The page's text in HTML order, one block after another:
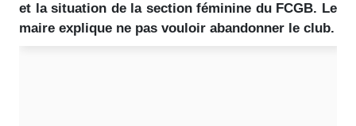
et la situation de la section féminine du FCGB. Le
maire explique ne pas vouloir abandonner le club.